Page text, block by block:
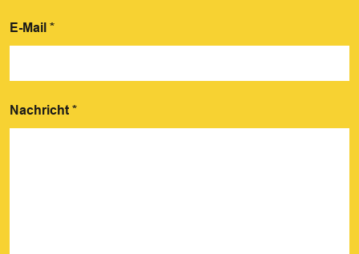
E-Mail *
Nachricht *